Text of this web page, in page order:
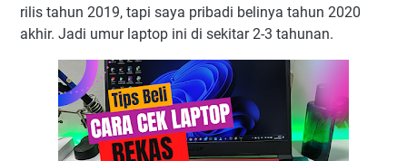
rilis tahun 2019, tapi saya pribadi belinya tahun 2020
akhir. Jadi umur laptop ini di sekitar 2-3 tahunan.